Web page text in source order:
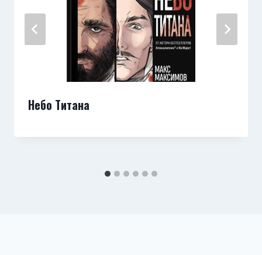
Небо Титана